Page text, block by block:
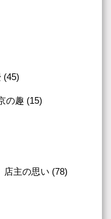
(45)
の趣 (15)
店主の思い (78)